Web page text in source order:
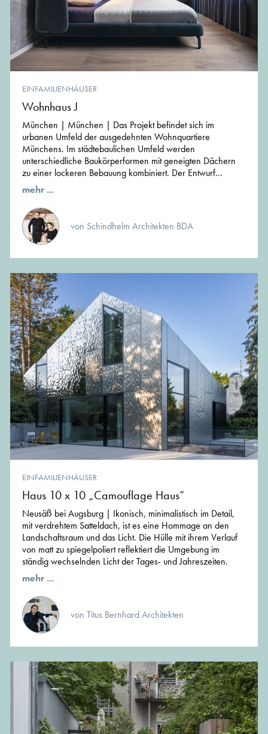
EINFAMILIENHÄUSER
Wohnhaus J
München | München | Das Projekt befindet sich im
urbanen Umfeld der ausgedehnten Wohnquartiere
Münchens. Im städtebaulichen Umfeld werden
unterschiedliche Baukörperformen mit geneigten Dächern
zu einer lockeren Bebauung kombiniert. Der Entwurf...
mehr ...
von Schindhelm Architekten BDA
EINFAMILIENHÄUSER
Haus 10 x 10 „Camouflage Haus“
Neusäß bei Augsburg | Ikonisch, minimalistisch im Detail,
mit verdrehtem Satteldach, ist es eine Hommage an den
Landschaftsraum und das Licht. Die Hülle mit ihrem Verlauf
von matt zu spiegelpoliert reflektiert die Umgebung im
ständig wechselnden Licht der Tages- und Jahreszeiten.
mehr ...
von Titus Bernhard Architekten